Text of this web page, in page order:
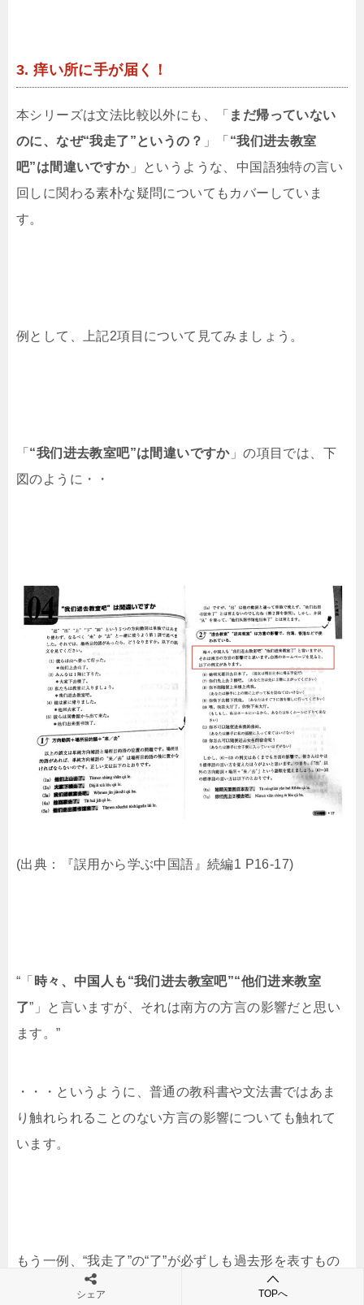
3. 痒い所に手が届く！
本シリーズは文法比較以外にも、「 まだ帰っていない
のに、なぜ“我走了”というの？ 」「 “我们进去教室
吧”は間違いですか」というような、中国語独特の言い
回しに関わる素朴な疑問についてもカバーしていま
す。
例として、上記2項目について見てみましょう。
「 “我们进去教室吧”は間違いですか」の項目では、下
図のように・・
(出典：『誤用から学ぶ中国語』続編1 P16-17)
“「 時々、中国人も“我们进去教室吧”“他们进来教室
了”」と言いますが、それは南方の方言の影響だと思い
ます。”
・・・というように、普通の教科書や文法書ではあま
り触れられることのない方言の影響についても触れて
います。
もう一例、“我走了”の“了”が必ずしも過去形を表すもの
ではなく、未来についても表現できるのだという
シェア TOPへ